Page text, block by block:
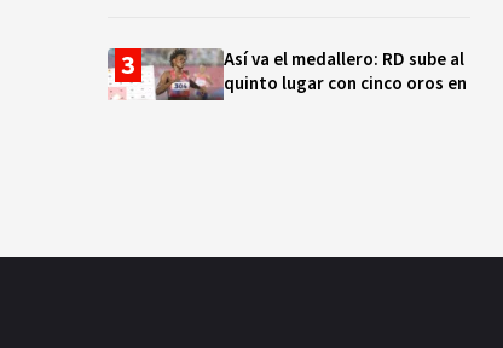
Así va el medallero: RD sube al
quinto lugar con cinco oros en
operaciones por RD$16,600